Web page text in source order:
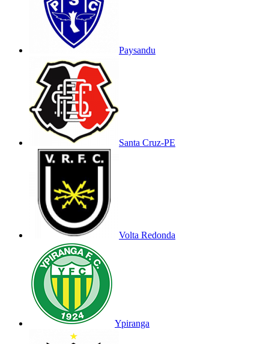
Paysandu
Santa Cruz-PE
Volta Redonda
Ypiranga